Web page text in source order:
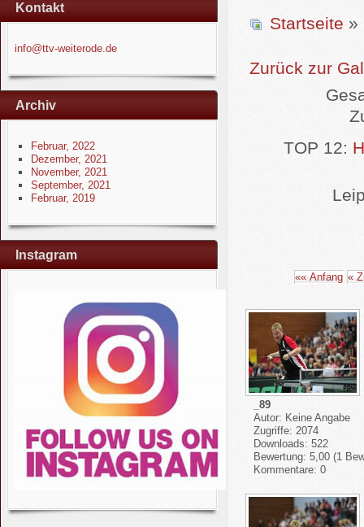
Kontakt
info@ttv-weiterode.de
Archiv
Februar, 2022
Dezember, 2021
November, 2021
September, 2021
Februar, 2019
Instagram
Startseite »
Zurück zur
TOP 12:
«« Anfang «
_89
Autor: Keine Angabe
Zugriffe: 2074
Downloads: 522
Bewertung: 5,00 (1
Kommentare: 0